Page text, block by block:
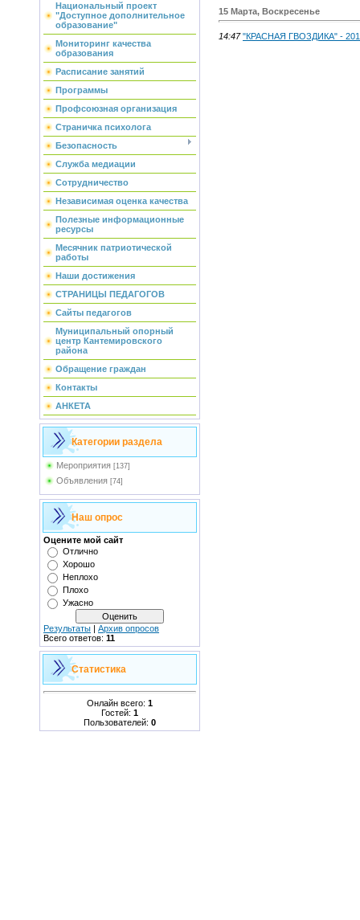
Национальный проект
"Доступное дополнительное
образование"
Мониторинг качества
образования
Расписание занятий
Программы
Профсоюзная организация
Страничка психолога
Безопасность
Служба медиации
Сотрудничество
Независимая оценка качества
Полезные информационные
ресурсы
Месячник патриотической
работы
Наши достижения
СТРАНИЦЫ ПЕДАГОГОВ
Сайты педагогов
Муниципальный опорный
центр Кантемировского
района
Обращение граждан
Контакты
АНКЕТА
Категории раздела
Мероприятия [137]
Объявления [74]
Наш опрос
Оцените мой сайт
Отлично
Хорошо
Неплохо
Плохо
Ужасно
Результаты | Архив опросов
Всего ответов: 11
Статистика
Онлайн всего: 1
Гостей: 1
Пользователей: 0
15 Марта, Воскресенье
14:47 "КРАСНАЯ ГВОЗДИКА" -